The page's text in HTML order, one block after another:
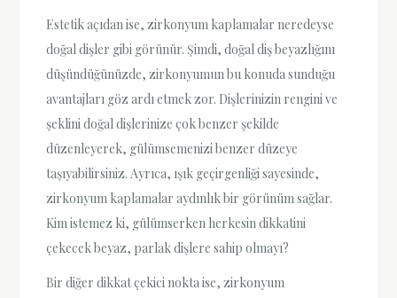
Estetik açıdan ise, zirkonyum kaplamalar neredeyse
doğal dişler gibi görünür. Şimdi, doğal diş beyazlığını
düşündüğünüzde, zirkonyumun bu konuda sunduğu
avantajları göz ardı etmek zor. Dişlerinizin rengini ve
şeklini doğal dişlerinize çok benzer şekilde
düzenleyerek, gülümsemenizi benzer düzeye
taşıyabilirsiniz. Ayrıca, ışık geçirgenliği sayesinde,
zirkonyum kaplamalar aydınlık bir görünüm sağlar.
Kim istemez ki, gülümserken herkesin dikkatini
çekecek beyaz, parlak dişlere sahip olmayı?
Bir diğer dikkat çekici nokta ise, zirkonyum